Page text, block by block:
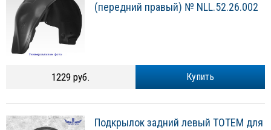
(передний правый) № NLL.52.26.002
Купить
1229 руб.
Подкрылок задний левый TOTEM для